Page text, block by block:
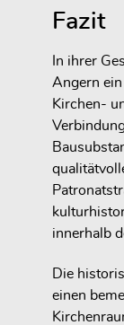
Fazit
In ihrer
Angern
Kirchen-
innerhalb
Die
einen